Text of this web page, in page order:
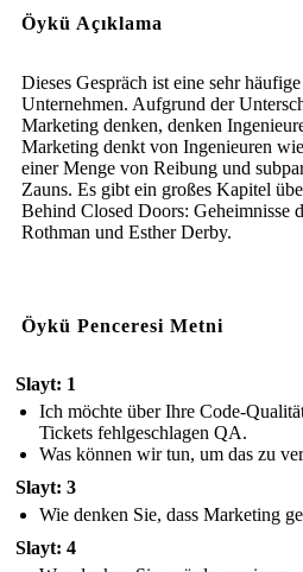
Öykü Açıklama
Dieses Gespräch ist eine sehr
Unternehmen. Aufgrund der
Marketing denken, denken
Marketing denkt von Ingenieuren
einer Menge von Reibung und
Zauns. Es gibt ein großes Kapitel
Behind Closed Doors: Geheimnisse
Rothman und Esther Derby.
Öykü Penceresi Metni
Slayt: 1
Ich möchte über Ihre Code-
Tickets fehlgeschlagen QA.
Was können wir tun, um das zu
Slayt: 3
Wie denken Sie, dass Marketing
Slayt: 4